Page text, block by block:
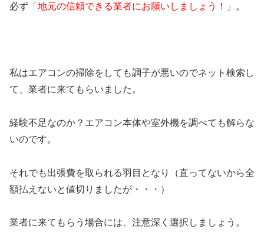
必ず 「地元の信頼できる業者にお願いしましょう！」 。
私はエアコンの掃除をしても調子が悪いのでネット検索し
て、業者に来てもらいました。
経験不足なのか？エアコン本体や室外機を調べても解らな
いのです。
それでも出張費を取られる羽目となり（直ってないから全
額払えないと値切りましたが・・・）
業者に来てもらう場合には、注意深く選択しましょう。